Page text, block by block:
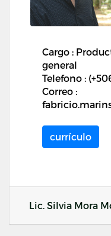
Cargo :
general
Telefono :
Correo :
currículo
Lic. Silvia Mora